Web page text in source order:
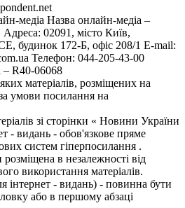
медіа Назва онлайн-медіа –
02091, місто Київ,
172-Б, офіс 208/1 E-mail:
Телефон: 044-205-43-00
– R40-06068
матеріалів, розміщених на
умови посилання на
зі сторінки « Новини України
- видань - обов'язкове пряме
систем гіперпосилання .
в незалежності від
використання матеріалів.
інтернет - видань) - повинна бути
або в першому абзаці